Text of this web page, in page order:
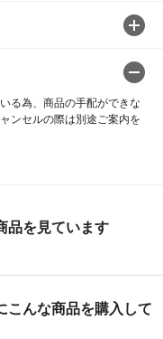
る為、商品の手配ができな
ンセルの際は別途ご案内を
品を見ています
こんな商品を購入して